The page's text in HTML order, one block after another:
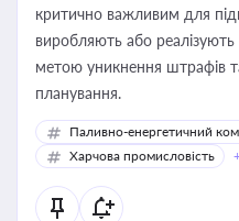
критично важливим для
виробляють або
метою уникнення штрафів
планування.
Паливно-енергетичний
Харчова промисловість